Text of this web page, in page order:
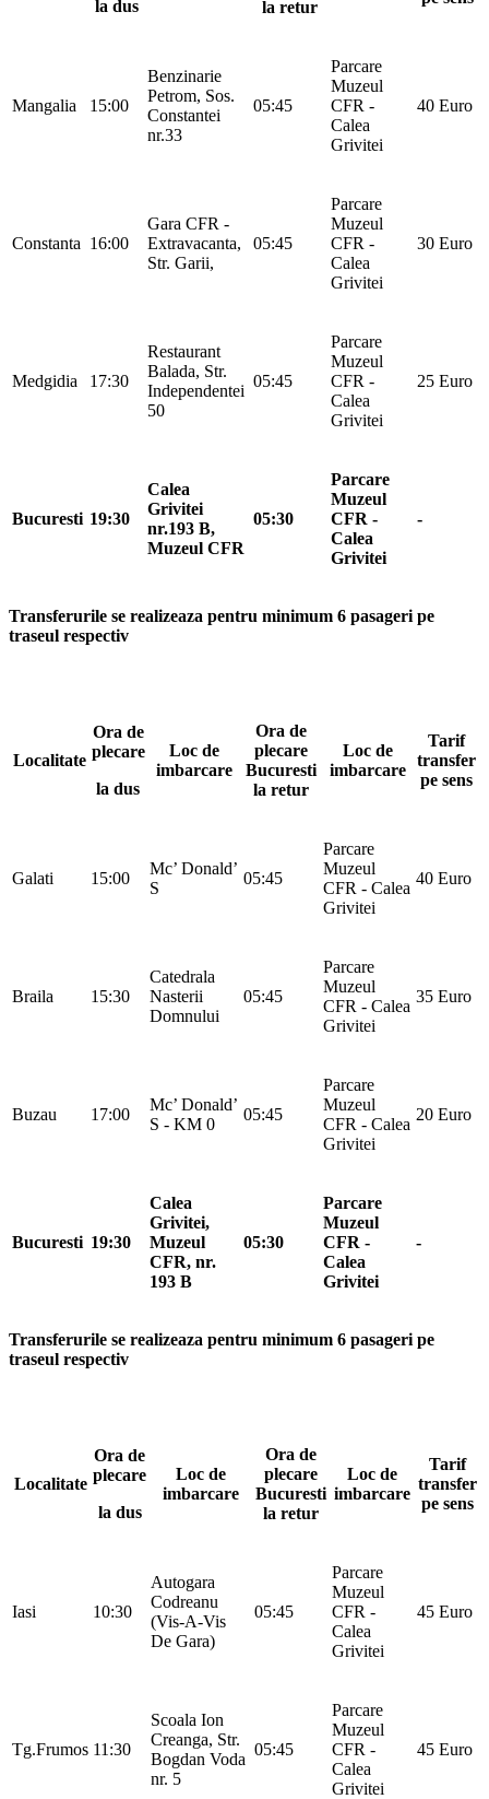
la dus la retur
Mangalia 15:00
Benzinarie
Petrom, Sos.
Constantei
nr.33
05:45
Parcare
Muzeul
CFR -
Calea
Grivitei
40 Euro
Constanta 16:00
Gara CFR -
Extravacanta,
Str. Garii,
05:45
Parcare
Muzeul
CFR -
Calea
Grivitei
30 Euro
Medgidia 17:30
Restaurant
Balada, Str.
Independentei
50
05:45
Parcare
Muzeul
CFR -
Calea
Grivitei
25 Euro
Bucuresti 19:30
Calea
Grivitei
nr.193 B,
Muzeul CFR
05:30
Parcare
Muzeul
CFR -
Calea
Grivitei
-
Transferurile se realizeaza pentru minimum 6 pasageri pe
traseul respectiv
Localitate
Ora de
plecare
la dus
Loc de
imbarcare
Ora de
plecare
Bucuresti
la retur
Loc de
imbarcare
Tarif
transfer
pe sens
Galati 15:00
Mc’ Donald’
S
05:45
Parcare
Muzeul
CFR - Calea
Grivitei
40 Euro
Braila 15:30
Catedrala
Nasterii
Domnului
05:45
Parcare
Muzeul
CFR - Calea
Grivitei
35 Euro
Buzau 17:00
Mc’ Donald’
S - KM 0
05:45
Parcare
Muzeul
CFR - Calea
Grivitei
20 Euro
Bucuresti 19:30
Calea
Grivitei,
Muzeul
CFR, nr.
193 B
05:30
Parcare
Muzeul
CFR -
Calea
Grivitei
-
Transferurile se realizeaza pentru minimum 6 pasageri pe
traseul respectiv
Localitate
Ora de
plecare
la dus
Loc de
imbarcare
Ora de
plecare
Bucuresti
la retur
Loc de
imbarcare
Tarif
transfer
pe sens
Iasi 10:30
Autogara
Codreanu
(Vis-A-Vis
De Gara)
05:45
Parcare
Muzeul
CFR -
Calea
Grivitei
45 Euro
Tg.Frumos 11:30
Scoala Ion
Creanga, Str.
Bogdan Voda
nr. 5
05:45
Parcare
Muzeul
CFR -
Calea
Grivitei
45 Euro